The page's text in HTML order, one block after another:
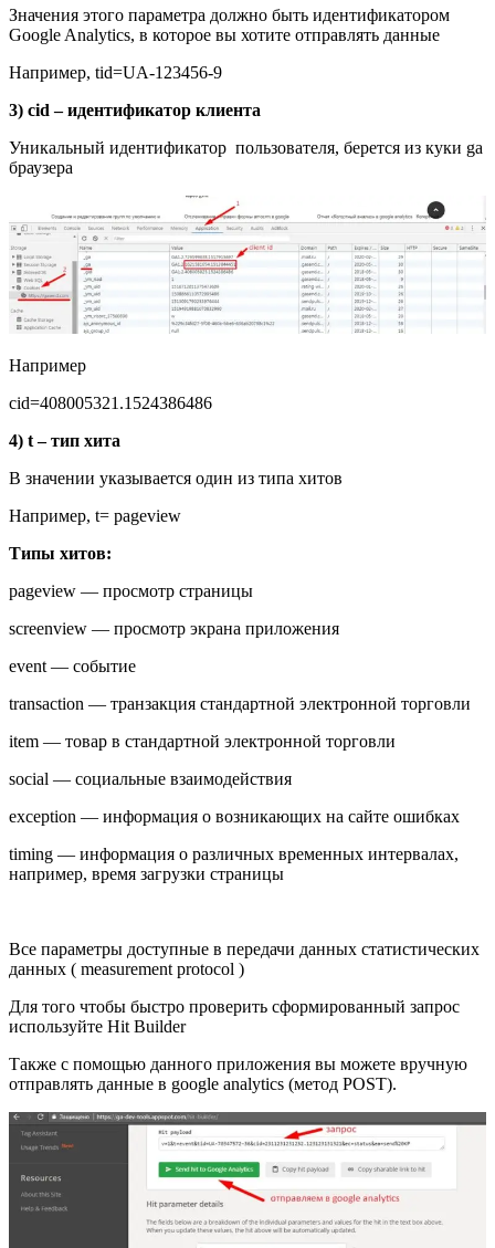
Значения этого параметра должно быть идентификатором
Google Analytics, в которое вы хотите отправлять данные
Например, tid=UA-123456-9
3) cid – идентификатор клиента
Уникальный идентификатор пользователя, берется из куки ga
браузера
Например
cid=408005321.1524386486
4) t – тип хита
В значении указывается один из типа хитов
Например, t= pageview
Типы хитов:
pageview — просмотр страницы
screenview — просмотр экрана приложения
event — событие
transaction — транзакция стандартной электронной торговли
item — товар в стандартной электронной торговли
social — социальные взаимодействия
exception — информация о возникающих на сайте ошибках
timing — информация о различных временных интервалах,
например, время загрузки страницы
Все параметры доступные в передачи данных статистических
данных ( measurement protocol )
Для того чтобы быстро проверить сформированный запрос
используйте Hit Builder
Также с помощью данного приложения вы можете вручную
отправлять данные в google analytics (метод POST).